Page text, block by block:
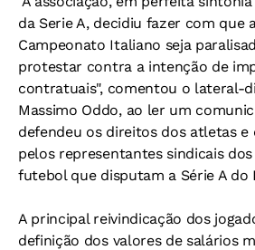
da Serie A, decidiu fazer com que
Campeonato Italiano seja
protestar contra a intenção de
contratuais", comentou o lateral-
Massimo Oddo, ao ler um
defendeu os direitos dos atletas e
pelos representantes sindicais
futebol que disputam a Série A do
A principal reivindicação dos
definição dos valores de salários